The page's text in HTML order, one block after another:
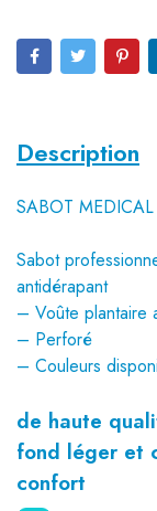
Description
SABOT
Sabot
antidérapant
– Voûte plantaire
– Perforé
– Couleurs
de haute
fond léger et
confort